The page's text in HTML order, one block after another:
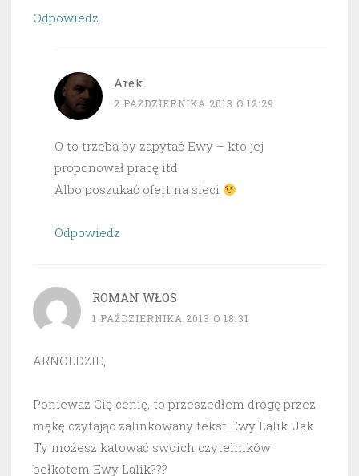
Odpowiedz
Arek
2 PAŹDZIERNIKA 2013 O 12:29
O to trzeba by zapytać Ewy – kto jej
proponował pracę itd.
Albo poszukać ofert na sieci
Odpowiedz
ROMAN WŁOS
1 PAŹDZIERNIKA 2013 O 18:31
ARNOLDZIE,
Ponieważ Cię cenię, to przeszedłem drogę przez
mękę czytając zalinkowany tekst Ewy Lalik. Jak
Ty możesz katować swoich czytelników
bełkotem Ewy Lalik???